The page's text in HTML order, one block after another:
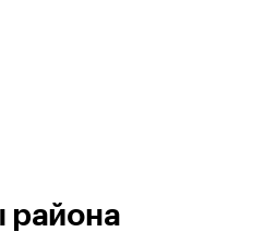
района